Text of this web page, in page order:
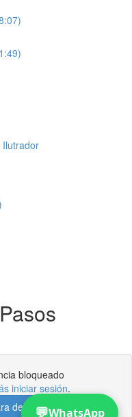
Ilutrador
bloqueado
iniciar sesión.
desbloquear
💬WhatsApp